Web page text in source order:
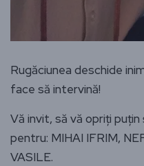
Rugăciunea deschide
face să intervină!
Vă invit, să vă opriți puțin
pentru: MIHAI IFRIM,
VASILE.